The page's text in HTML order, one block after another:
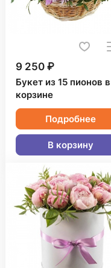
9 250 ₽
Букет из 15 пионов в
корзине
Подробнее
В корзину